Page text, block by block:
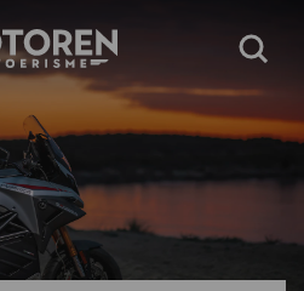
Zoeken